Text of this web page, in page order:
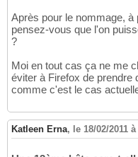
Après pour le nommage, à
pensez-vous que l'on
?
Moi en tout cas ça ne me
éviter à Firefox de prendre
comme c'est le cas
Katleen Erna, le 18/02/2011